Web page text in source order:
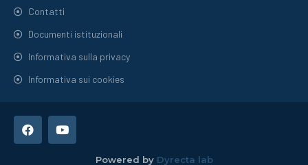
Contatti
Documenti istituzionali
Informativa sulla privacy
Informativa sui cookies
Powered by Dyrecta lab